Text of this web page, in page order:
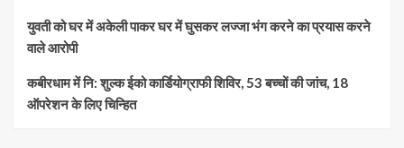
युवती को घर में अकेली पाकर घर में घुसकर लज्जा भंग करने का प्रयास करने
वाले आरोपी
कबीरधाम में नि: शुल्क ईको कार्डियोग्राफी शिविर, 53 बच्चों की जांच, 18
ऑपरेशन के लिए चिन्हित